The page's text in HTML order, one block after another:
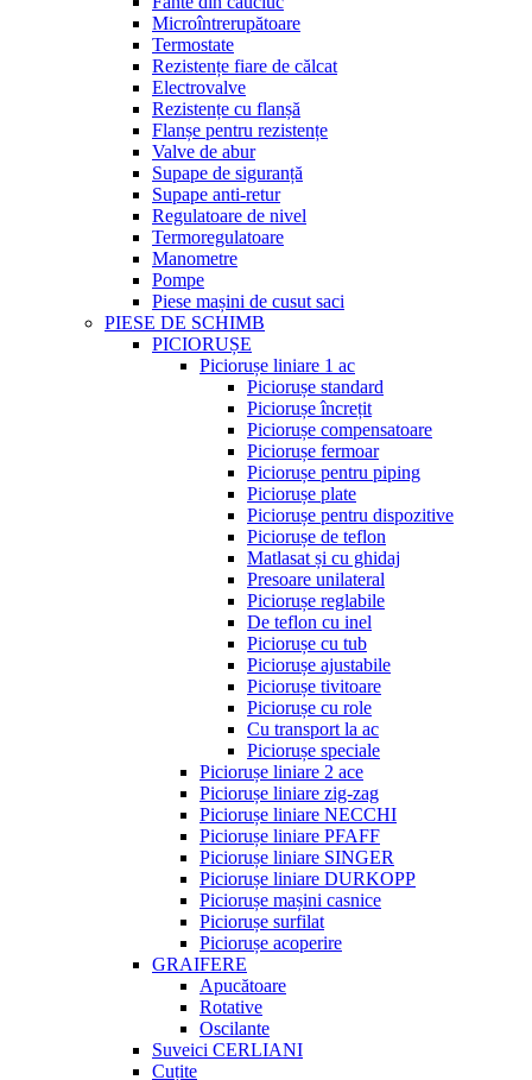
Microîntrerupătoare
Termostate
Rezistențe fiare de călcat
Electrovalve
Rezistențe cu flanșă
Flanșe pentru rezistențe
Valve de abur
Supape de siguranță
Supape anti-retur
Regulatoare de nivel
Termoregulatoare
Manometre
Pompe
Piese mașini de cusut saci
PIESE DE SCHIMB
PICIORUȘE
Piciorușe liniare 1 ac
Piciorușe standard
Piciorușe încrețit
Piciorușe compensatoare
Piciorușe fermoar
Piciorușe pentru piping
Piciorușe plate
Piciorușe pentru dispozitive
Piciorușe de teflon
Matlasat și cu ghidaj
Presoare unilateral
Piciorușe reglabile
De teflon cu inel
Piciorușe cu tub
Piciorușe ajustabile
Piciorușe tivitoare
Piciorușe cu role
Cu transport la ac
Piciorușe speciale
Piciorușe liniare 2 ace
Piciorușe liniare zig-zag
Piciorușe liniare NECCHI
Piciorușe liniare PFAFF
Piciorușe liniare SINGER
Piciorușe liniare DURKOPP
Piciorușe mașini casnice
Piciorușe surfilat
Piciorușe acoperire
GRAIFERE
Apucătoare
Rotative
Oscilante
Suveici CERLIANI
Cuțite